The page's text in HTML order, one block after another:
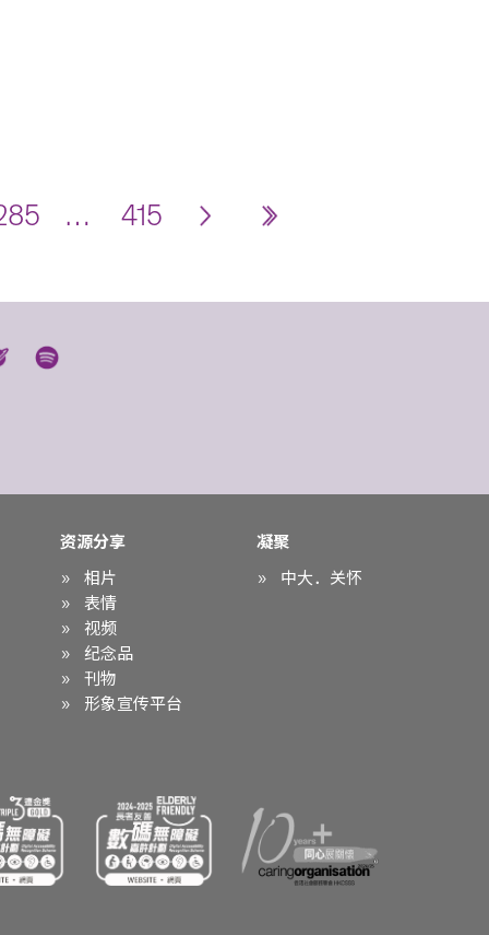
… 415
资源分享
相片
表情
视频
纪念品
刊物
形象宣传平台
凝聚
中大．关怀